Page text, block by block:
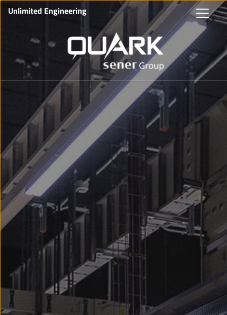
Unlimited Engineering